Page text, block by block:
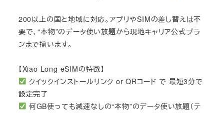
200以上の国と地域に対応。アプリやSIMの差し替えは不
要で、“本物”のデータ使い放題から現地キャリア公式プラ
ンまで揃います。
【Xiao Long eSIMの特徴】
クイックインストールリンク or QRコード で 最短3分で
設定完了
何GB使っても減速なしの“本物”のデータ使い放題（テ